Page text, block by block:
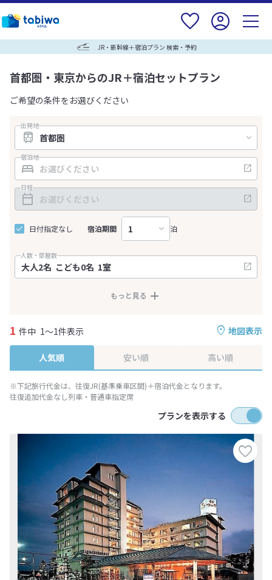
JR・新幹線＋宿泊プラン 検索・予約
首都圏・東京からのJR＋宿泊セットプラン
ご希望の条件をお選びください
出発地
宿泊地
日程
日付指定なし 宿泊期間 泊
人数・部屋数
もっと見る
地図表示
1 件中 1～1件表示
人気順 安い順 高い順
※下記旅行代金は、往復JR(基準乗車区間)＋宿泊代金となります。
往復追加代金なし列車・普通車指定席
プランを表示する